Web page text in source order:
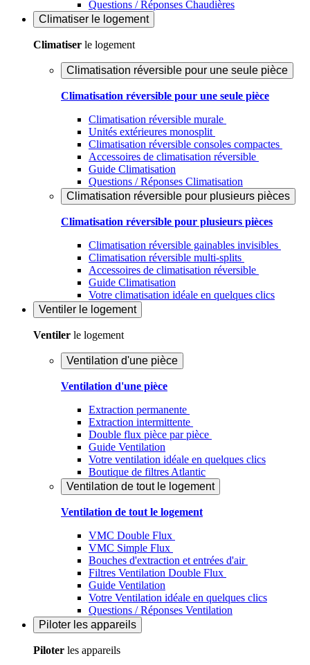
Questions / Réponses Chaudières
Climatiser le logement
Climatiser le logement
Climatisation réversible pour une seule pièce
Climatisation réversible pour une seule pièce
Climatisation réversible murale
Unités extérieures monosplit
Climatisation réversible consoles compactes
Accessoires de climatisation réversible
Guide Climatisation
Questions / Réponses Climatisation
Climatisation réversible pour plusieurs pièces
Climatisation réversible pour plusieurs pièces
Climatisation réversible gainables invisibles
Climatisation réversible multi-splits
Accessoires de climatisation réversible
Guide Climatisation
Votre climatisation idéale en quelques clics
Ventiler le logement
Ventiler le logement
Ventilation d'une pièce
Ventilation d'une pièce
Extraction permanente
Extraction intermittente
Double flux pièce par pièce
Guide Ventilation
Votre ventilation idéale en quelques clics
Boutique de filtres Atlantic
Ventilation de tout le logement
Ventilation de tout le logement
VMC Double Flux
VMC Simple Flux
Bouches d'extraction et entrées d'air
Filtres Ventilation Double Flux
Guide Ventilation
Votre Ventilation idéale en quelques clics
Questions / Réponses Ventilation
Piloter les appareils
Piloter les appareils